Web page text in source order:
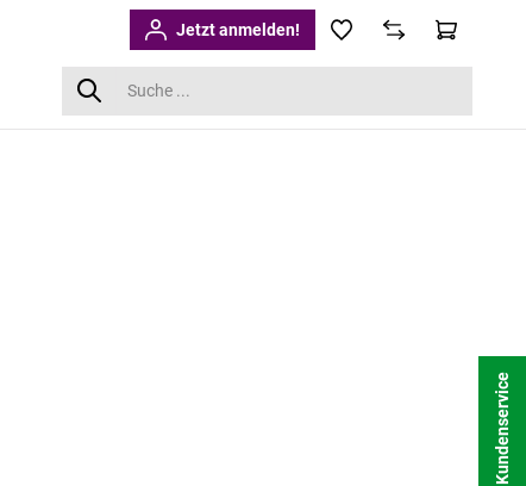
Jetzt anmelden!
Kundenservice